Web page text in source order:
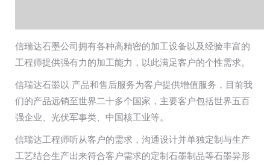
信瑞达石墨公司拥有各种高精密的加工设备以及经验丰富的
工程师提供强有力的加工能力，以此满足客户的个性需求。
信瑞达石墨以 产品和售后服务为客户提供增值服务，目前我
们的产品远销至世界二十多个国家，主要客户包括世界五百
强企业、光伏军事类、中国核工业等。
信瑞达工程师听从客户的需求，沟通设计并单独定制与生产
工艺结合生产出来符合客户需求的定制石墨制品等石墨异形